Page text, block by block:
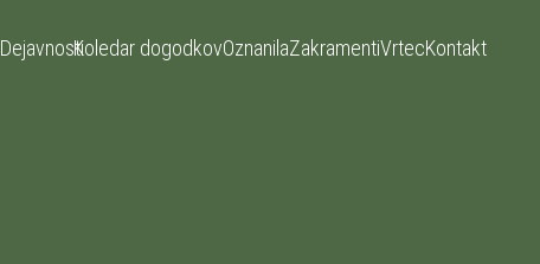
DejavnostiKoledar dogodkovOznanilaZakramentiVrtecKontakt